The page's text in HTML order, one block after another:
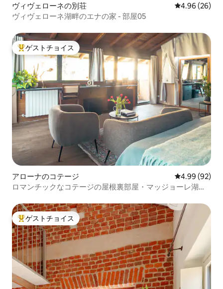
ヴィヴェローネの別荘 レビュー26
4.96 (26)
ヴィヴェローネ湖畔のエナの家 - 部屋05
大好評のゲストチョイスです。
ゲストチョイス
アローナのコテージ レビュー92
4.99 (92)
ロマンチックなコテージの屋根裏部屋・マッジョーレ湖・
大好評のゲストチョイスです。
ゲストチョイス